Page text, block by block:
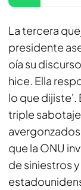
La tercera
presidente
oía su
hice. Ella
lo que dijiste'.
triple
que la ONU
de siniestros